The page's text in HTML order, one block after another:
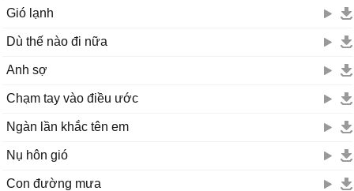
Gió lạnh
Dù thế nào đi nữa
Anh sợ
Chạm tay vào điều ước
Ngàn lần khắc tên em
Nụ hôn gió
Con đường mưa